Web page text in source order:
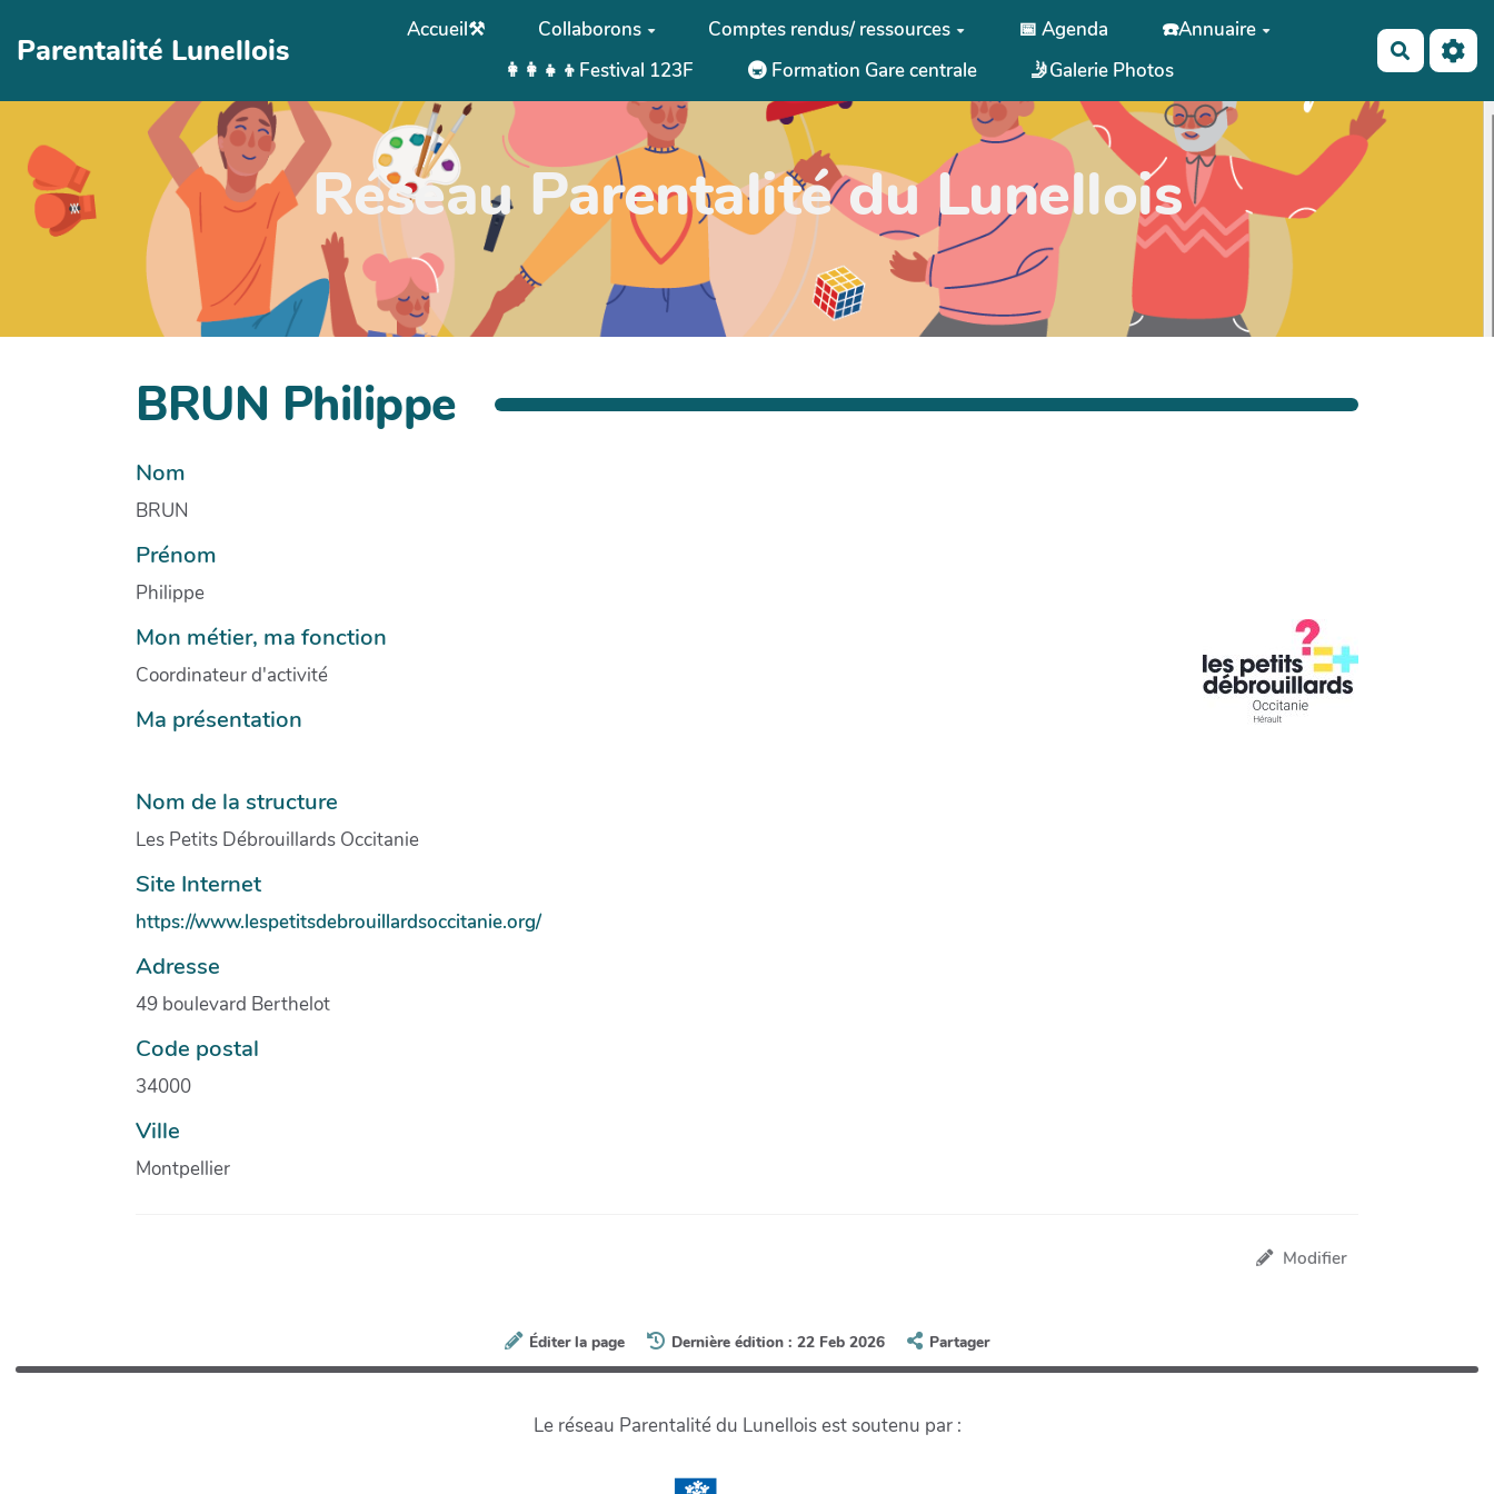
Parentalité Lunellois
Accueil⚒ Collaborons Comptes rendus/ ressources 📅 Agenda
☎️Annuaire
👩‍👩‍👧‍👦Festival 123F
🚇 Formation Gare centrale 🤳Galerie Photos
Réseau Parentalité du Lunellois
BRUN Philippe
Nom
BRUN
Prénom
Philippe
Mon métier, ma fonction
Coordinateur d'activité
Ma présentation
Nom de la structure
Les Petits Débrouillards Occitanie
Site Internet
https://www.lespetitsdebrouillardsoccitanie.org/
Adresse
49 boulevard Berthelot
Code postal
34000
Ville
Montpellier
Modifier
Éditer la page Dernière édition : 22 Feb 2026 Partager
Le réseau Parentalité du Lunellois est soutenu par :